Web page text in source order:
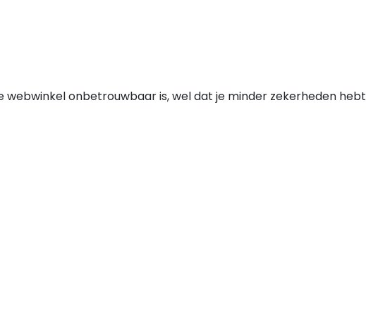
webwinkel onbetrouwbaar is, wel dat je minder zekerheden hebt